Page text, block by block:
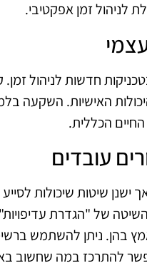
לניהול זמן אפקטיבי.
חדשות לניהול זמן.
היכולות האישיות.
הכללית.
עובדים
ישנן שיטות שיכולות
של "הגדרת
בהן. ניתן להשתמש
להתרכז במה שחשוב